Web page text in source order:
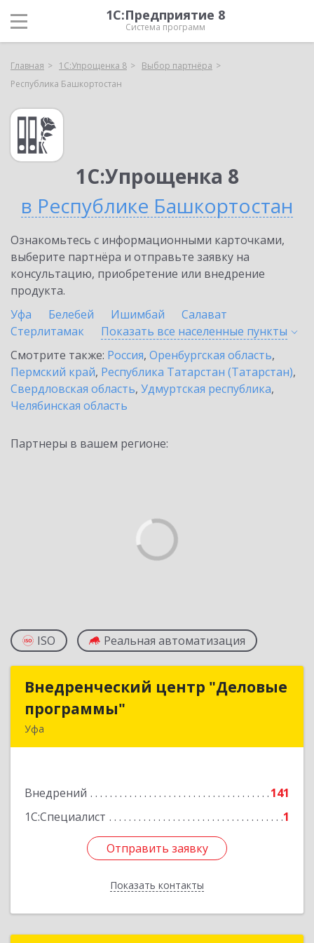
1С:Предприятие 8
Система программ
Главная 1С:Упрощенка 8
Выбор партнёра
Республика Башкортостан
1С:Упрощенка 8
в Республике Башкортостан
Ознакомьтесь с информационными карточками,
выберите партнёра и отправьте заявку на
консультацию, приобретение или внедрение
продукта.
Уфа
Белебей Ишимбай
Салават
Стерлитамак
Показать все населенные пункты
Смотрите также: Россия, Оренбургская область,
Пермский край, Республика Татарстан (Татарстан),
Свердловская область, Удмуртская республика,
Челябинская область
Партнеры в вашем регионе:
ISO Реальная автоматизация
Внедренческий центр "Деловые
программы"
Уфа
Внедрений
141
1С:Специалист
1
Отправить заявку
Показать контакты
Внедренческий центр "Деловые
Подробнее
Отправить заявку
Назад